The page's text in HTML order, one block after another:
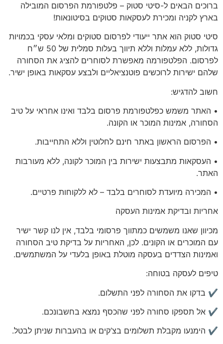
ברוכים הבאים ל-סיטי סטוק – פלטפורמת הפרסום המובילה
בארץ לקניה ומכירת לעסקאות סטוקים בסיטונאות!
סיטי סטוק הוא אתר ייעודי לפרסום סטוקים ומלאי עסקי בכמויות
גדולות, ללא עמלות וללא תיווך בעלות סמלית של 50 ש״ח
לפרסום. הפלטפורמה מאפשרת לסוחרים להציג את הסחורה
שלהם ישירות לרוכשים פוטנציאליים ולבצע עסקאות באופן ישיר.
חשוב להדגיש:
• האתר משמש כפלטפורמת פרסום בלבד ואינו אחראי על טיב
הסחורה, אמינות המוכר או הקונה.
• הפרסום הראשון באתר חינם לחלוטין וללא התחייבות.
• העסקאות מתבצעות ישירות בין המוכר לקונה, ללא מעורבות
האתר.
• המכירה מיועדת לסוחרים בלבד – לא ללקוחות פרטיים.
אחריות ובדיקת אמינות העסקה
מכיוון שאנו משמשים כמתווך פרסומי בלבד, אין לנו קשר ישיר
עם המוכרים או הקונים. לכן, האחריות על בדיקת טיב הסחורה
ואמינות הצדדים בעסקה מוטלת באופן בלעדי על המשתמשים.
טיפים לעסקה בטוחה:
✔️ בדקו את הסחורה לפני התשלום.
✔️ אל תספקו סחורה לפני שהכסף נמצא בחשבונכם.
✔️ הימנעו מקבלת תשלומים בצ’קים או בהעברות שניתן לבטל.